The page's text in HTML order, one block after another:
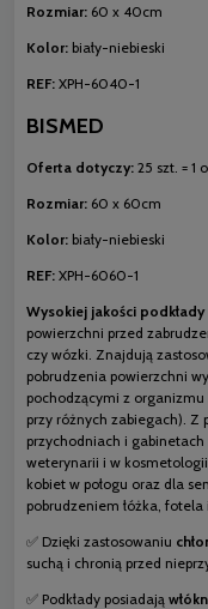
Rozmiar: 60 x 40cm
Kolor: biały-niebieski
REF: XPH-6040-1
BISMED
Oferta dotyczy: 25 szt. = 1
Rozmiar: 60 x 60cm
Kolor: biały-niebieski
REF: XPH-6060-1
Wysokiej jakości podkłady
powierzchni przed
czy wózki. Znajdują
pobrudzenia powierzchni
pochodzącymi z
przy różnych zabiegach). Z
przychodniach i
weterynarii i w
kobiet w połogu oraz dla
pobrudzeniem łóżka, fotela
✅ Dzięki zastosowaniu
suchą i chronią przed
✅ Podkłady posiadają